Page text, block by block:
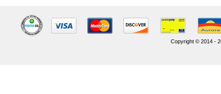
Copyright © 2014 -